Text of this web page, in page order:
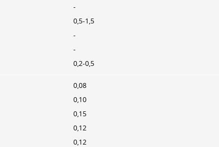
-
0,5-1,5
-
-
0,2-0,5
0,08
0,10
0,15
0,12
0,12